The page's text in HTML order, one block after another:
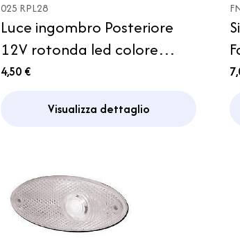
025 RPL28
Luce ingombro Posteriore
12V rotonda led colore
rosso Camper
4,50 €
Visualizza dettaglio